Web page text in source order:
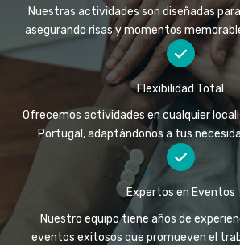
Nuestras actividades son diseñadas
asegurando risas y momentos
Flexibilidad Total
Ofrecemos actividades en cualquier
Portugal, adaptándonos a tus
Expertos en Eventos
Nuestro equipo tiene años de
eventos exitosos que promueven el